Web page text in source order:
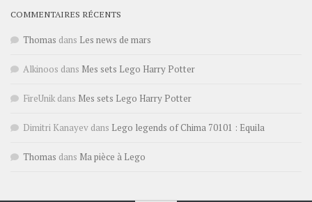
COMMENTAIRES RÉCENTS
Thomas dans Les news de mars
Alkinoos dans Mes sets Lego Harry Potter
FireUnik dans Mes sets Lego Harry Potter
Dimitri Kanayev dans Lego legends of Chima 70101 : Equila
Thomas dans Ma pièce à Lego